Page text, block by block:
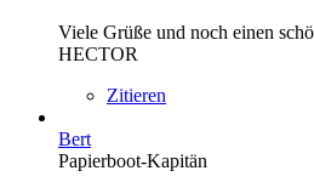
Viele Grüße und noch einen
HECTOR
Zitieren
Bert
Papierboot-Kapitän